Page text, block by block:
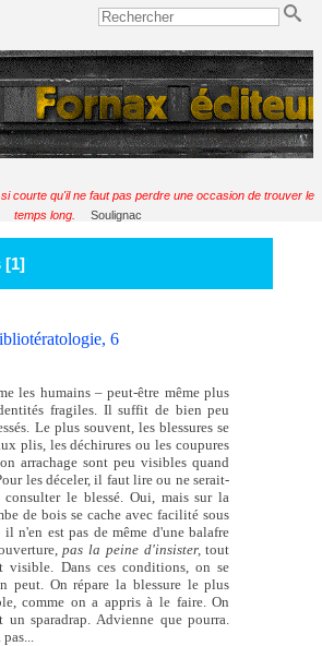
courte qu'il ne faut pas perdre une occasion de trouver le
temps long.
Soulignac
[1]
6
les humains – peut-être même plus
fragiles. Il suffit de bien peu
Le plus souvent, les blessures se
plis, les déchirures ou les coupures
arrachage sont peu visibles quand
les déceler, il faut lire ou ne serait-
le blessé. Oui, mais sur la
de bois se cache avec facilité sous
n'en est pas de même d'une balafre
pas la peine d'insister, tout
visible. Dans ces conditions, on se
peut. On répare la blessure le plus
comme on a appris à le faire. On
sparadrap. Advienne que pourra.